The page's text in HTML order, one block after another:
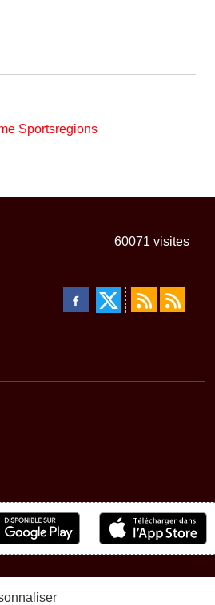
Sportsregions
60071 visites